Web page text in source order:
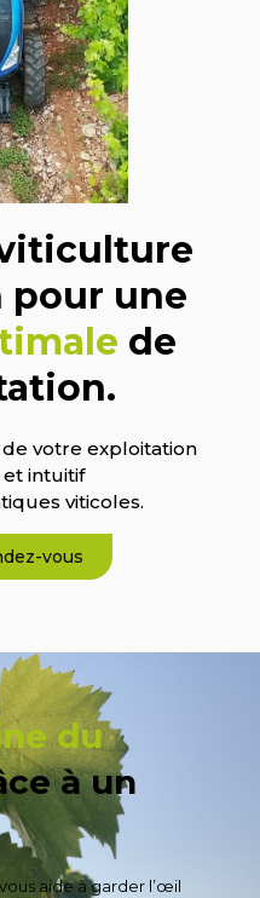
pour une
de
votre exploitation
intuitif
viticoles.
vous
du
à un
aide à garder l’œil